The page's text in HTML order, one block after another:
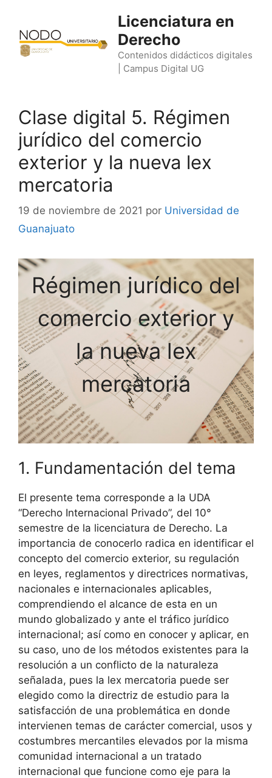
contenido
Licenciatura en
Derecho
Contenidos didácticos digitales
| Campus Digital UG
Clase digital 5. Régimen
jurídico del comercio
exterior y la nueva lex
mercatoria
19 de noviembre de 2021 por Universidad de
Guanajuato
Régimen jurídico del
comercio exterior y
la nueva lex
mercatoria
1. Fundamentación del tema
El presente tema corresponde a la UDA
“Derecho Internacional Privado”, del 10°
semestre de la licenciatura de Derecho. La
importancia de conocerlo radica en identificar el
concepto del comercio exterior, su regulación
en leyes, reglamentos y directrices normativas,
nacionales e internacionales aplicables,
comprendiendo el alcance de esta en un
mundo globalizado y ante el tráfico jurídico
internacional; así como en conocer y aplicar, en
su caso, uno de los métodos existentes para la
resolución a un conflicto de la naturaleza
señalada, pues la lex mercatoria puede ser
elegido como la directriz de estudio para la
satisfacción de una problemática en donde
intervienen temas de carácter comercial, usos y
costumbres mercantiles elevados por la misma
comunidad internacional a un tratado
internacional que funcione como eje para la